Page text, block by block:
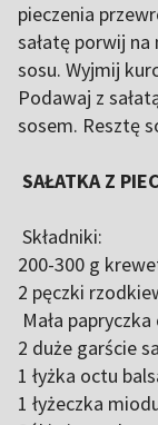
pieczenia
sałatę porwij na
sosu. Wyjmij
Podawaj z
sosem. Resztę
SAŁATKA Z
Składniki:
200-300 g
2 pęczki
Mała papryczka
2 duże garście
1 łyżka octu
1 łyżeczka